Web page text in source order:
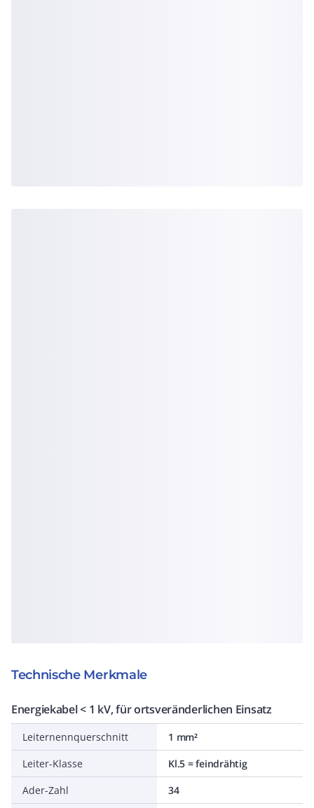
Technische Merkmale
Energiekabel < 1 kV, für ortsveränderlichen Einsatz
Leiternennquerschnitt
1 mm²
Leiter-Klasse
Kl.5 = feindrähtig
Ader-Zahl
34